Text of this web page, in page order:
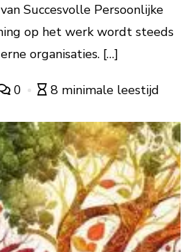
Succesvolle Persoonlijke
op het werk wordt steeds
organisaties. […]
0 8 minimale leestijd